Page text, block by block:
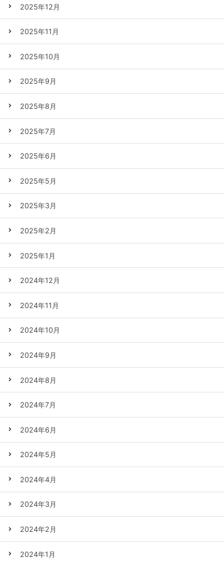
2025年12月
2025年11月
2025年10月
2025年9月
2025年8月
2025年7月
2025年6月
2025年5月
2025年3月
2025年2月
2025年1月
2024年12月
2024年11月
2024年10月
2024年9月
2024年8月
2024年7月
2024年6月
2024年5月
2024年4月
2024年3月
2024年2月
2024年1月